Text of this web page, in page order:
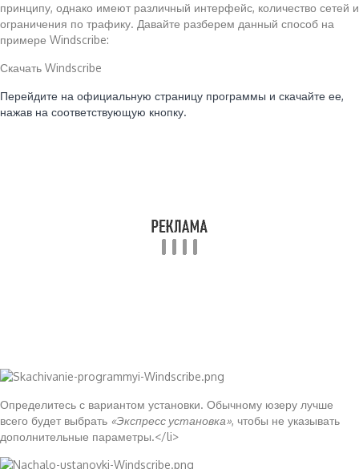
принципу, однако имеют различный интерфейс, количество сетей и
ограничения по трафику. Давайте разберем данный способ на
примере Windscribe:
Скачать Windscribe
Перейдите на официальную страницу программы и скачайте ее,
нажав на соответствующую кнопку.
Определитесь с вариантом установки. Обычному юзеру лучше
всего будет выбрать «Экспресс установка», чтобы не указывать
дополнительные параметры.</li>